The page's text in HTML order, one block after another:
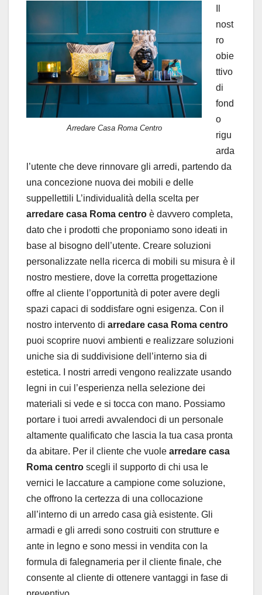
Arredare Casa Roma Centro
nost
ro
obie
ttivo
di
fond
o
rigu
arda
l’utente che deve rinnovare gli arredi, partendo da
una concezione nuova dei mobili e delle
suppellettili L’individualità della scelta per
arredare casa Roma centro è davvero completa,
dato che i prodotti che proponiamo sono ideati in
base al bisogno dell’utente. Creare soluzioni
personalizzate nella ricerca di mobili su misura è il
nostro mestiere, dove la corretta progettazione
offre al cliente l’opportunità di poter avere degli
spazi capaci di soddisfare ogni esigenza. Con il
nostro intervento di arredare casa Roma centro
puoi scoprire nuovi ambienti e realizzare soluzioni
uniche sia di suddivisione dell’interno sia di
estetica. I nostri arredi vengono realizzate usando
legni in cui l’esperienza nella selezione dei
materiali si vede e si tocca con mano. Possiamo
portare i tuoi arredi avvalendoci di un personale
altamente qualificato che lascia la tua casa pronta
da abitare. Per il cliente che vuole arredare casa
Roma centro scegli il supporto di chi usa le
vernici le laccature a campione come soluzione,
che offrono la certezza di una collocazione
all’interno di un arredo casa già esistente. Gli
armadi e gli arredi sono costruiti con strutture e
ante in legno e sono messi in vendita con la
formula di falegnameria per il cliente finale, che
consente al cliente di ottenere vantaggi in fase di